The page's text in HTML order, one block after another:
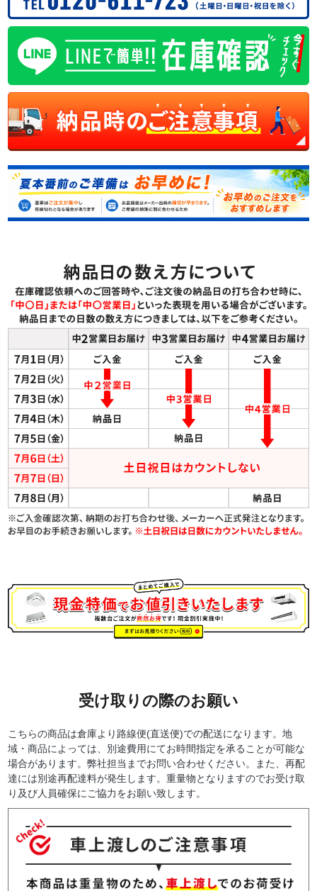
受け取りの際のお願い
こちらの商品は倉庫より路線便(直送便)での配送になります。地
域・商品によっては、別途費用にてお時間指定を承ることが可能な
場合があります。弊社担当までお問い合わせください。また、再配
達には別途再配達料が発生します。重量物となりますのでお受け取
り及び人員確保にご協力をお願い致します。